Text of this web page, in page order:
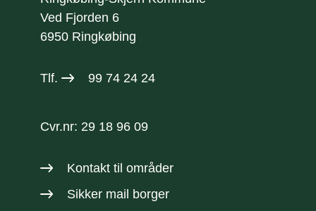
Ved Fjorden 6
6950 Ringkøbing
Tlf. 99 74 24 24
Cvr.nr: 29 18 96 09
Kontakt til områder
Sikker mail borger